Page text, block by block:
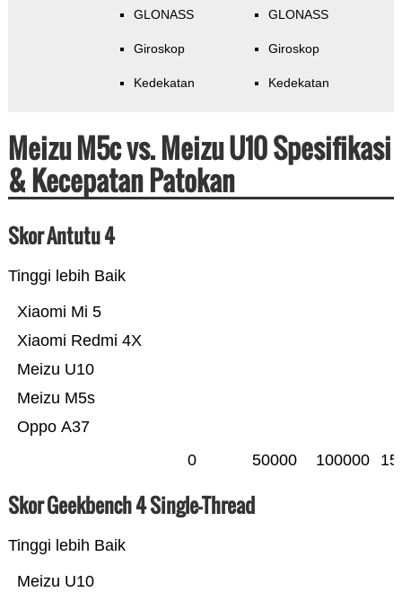
GLONASS
Giroskop
Kedekatan
GLONASS
Giroskop
Kedekatan
Meizu M5c vs. Meizu U10 Spesifikasi
& Kecepatan Patokan
Skor Antutu 4
Tinggi lebih Baik
Oppo A37
Meizu M5s
Meizu U10
Xiaomi Redmi 4X
Xiaomi Mi 5
0 50000 100000
Skor Geekbench 4 Single-Thread
Tinggi lebih Baik
Meizu U10